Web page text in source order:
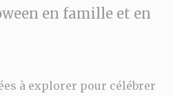
en famille et en
à explorer pour célébrer